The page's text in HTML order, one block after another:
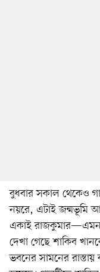
বুধবার সকাল থেকেও
নয়রে, এটাই জন্মভূমি
একাই রাজকুমার—এমন
দেখা গেছে শাকিব
ভবনের সামনের